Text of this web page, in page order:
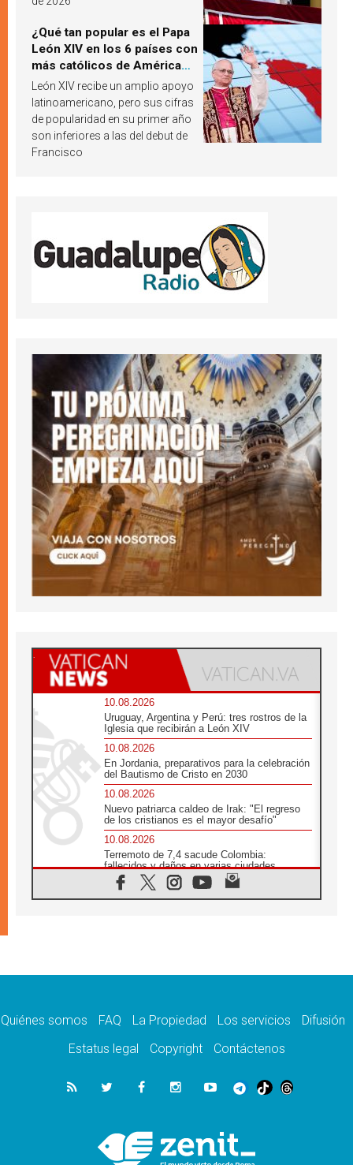
¿Qué tan popular es el Papa
León XIV en los 6 países con
más católicos de América
Latina en 2026? Publican
resultados de investigación
León XIV recibe un amplio apoyo
latinoamericano, pero sus cifras
de popularidad en su primer año
son inferiores a las del debut de
Francisco
10.08.2026
Uruguay, Argentina y Perú: tres rostros de la
Iglesia que recibirán a León XIV
10.08.2026
En Jordania, preparativos para la celebración
del Bautismo de Cristo en 2030
10.08.2026
Nuevo patriarca caldeo de Irak: "El regreso
de los cristianos es el mayor desafío"
10.08.2026
Terremoto de 7,4 sacude Colombia:
fallecidos y daños en varias ciudades
10.08.2026
Ébola en RD Congo: Alarma de la UNICEF
10.08.2026
10.08.2026
solos frente a la violencia de los colonos
Iglesia en Ceuta convoca a una vigilia de
oración por la paz y la estabilidad
El Papa: Detengan la espiral de violencia y
den cabida a la diplomacia
Quiénes somos FAQ La Propiedad Los servicios
Difusión
Estatus legal
Copyright Contáctenos